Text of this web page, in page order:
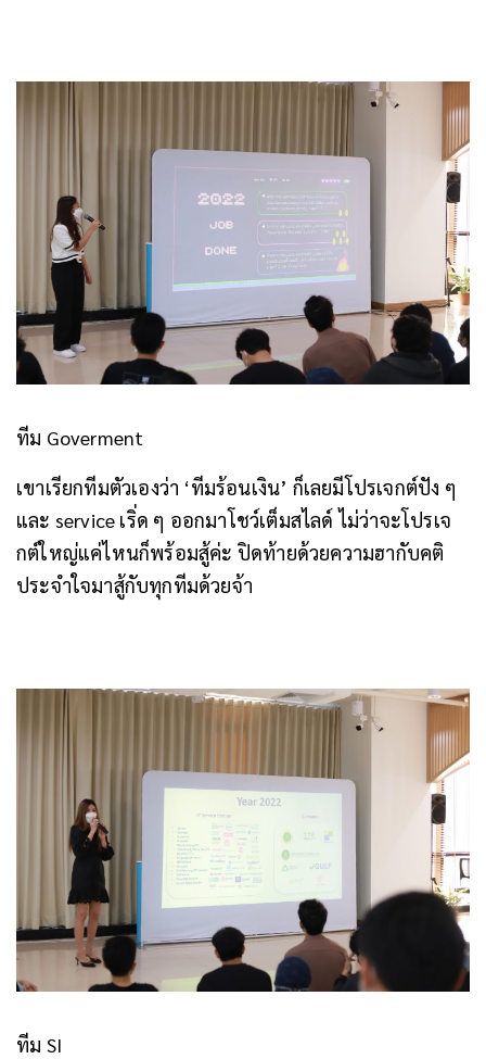
ทีม Goverment
เขาเรียกทีมตัวเองว่า ‘ทีมร้อนเงิน’ ก็เลยมีโปรเจกต์ปัง ๆ
และ service เริ่ด ๆ ออกมาโชว์เต็มสไลด์ ไม่ว่าจะโปรเจ
กต์ใหญ่แค่ไหนก็พร้อมสู้ค่ะ ปิดท้ายด้วยความฮากับคติ
ประจำใจมาสู้กับทุกทีมด้วยจ้า
ทีม SI